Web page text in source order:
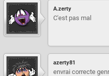
A.zerty
C'est pas mal
azerty81
envrai correcte